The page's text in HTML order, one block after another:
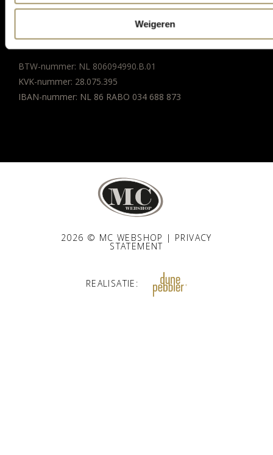
Weigeren
Postbus 85
Tel:+31 71 365 1345
BTW-nummer: NL 806094990.B.01
KVK-nummer: 28.075.395
IBAN-nummer: NL 86 RABO 034 688 873
2026 © MC WEBSHOP | PRIVACY
STATEMENT
REALISATIE: